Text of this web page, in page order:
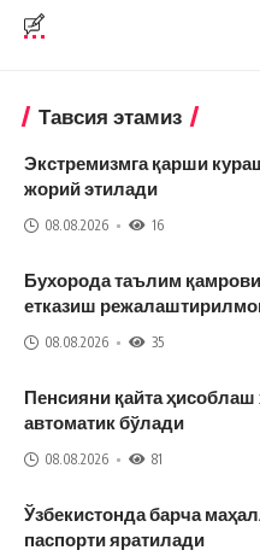
Тавсия этамиз
Экстремизмга қарши
жорий этилади
08.08.2026 16
Бухорода таълим
етказиш
08.08.2026 35
Пенсияни қайта ҳисоблаш
автоматик бўлади
08.08.2026 81
Ўзбекистонда барча
паспорти яратилади